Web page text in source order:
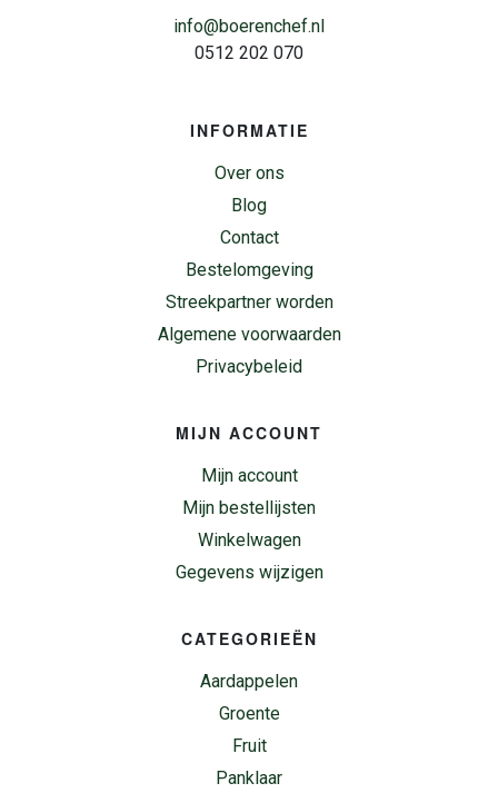
info@boerenchef.nl
0512 202 070
INFORMATIE
Over ons
Blog
Contact
Bestelomgeving
Streekpartner worden
Algemene voorwaarden
Privacybeleid
MIJN ACCOUNT
Mijn account
Mijn bestellijsten
Winkelwagen
Gegevens wijzigen
CATEGORIEËN
Aardappelen
Groente
Fruit
Panklaar